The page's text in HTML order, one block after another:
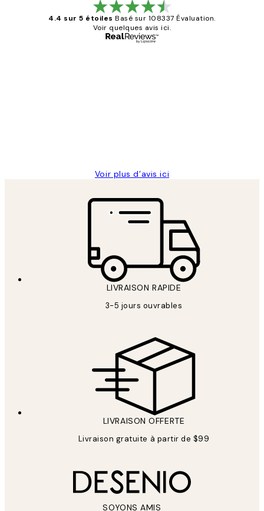
4.4 sur 5 étoiles Basé sur 108337 Évaluation.
Voir quelques avis ici.
Voir plus d’avis ici
LIVRAISON RAPIDE
3-5 jours ouvrables
LIVRAISON OFFERTE
Livraison gratuite à partir de $99
SOYONS AMIS